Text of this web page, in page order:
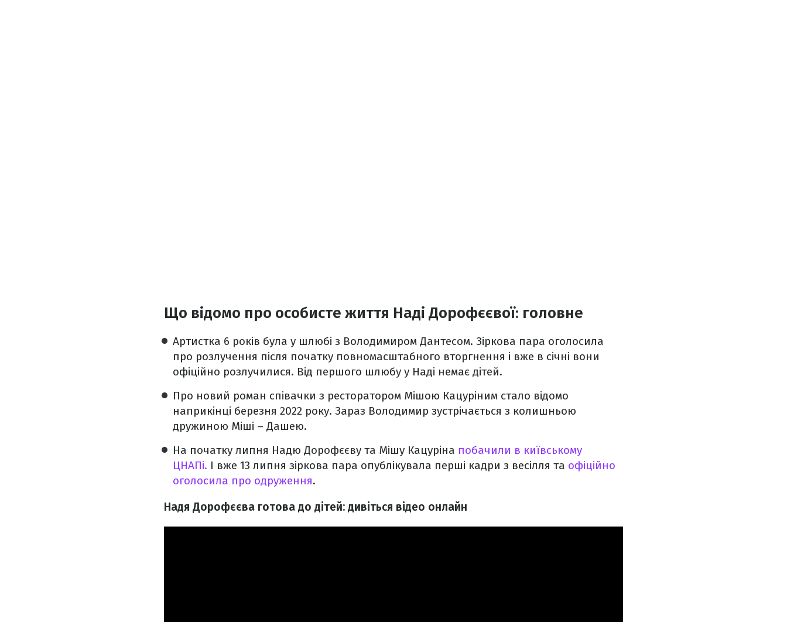
Що відомо про особисте життя Наді Дорофєєвої: головне
Артистка 6 років була у шлюбі з Володимиром Дантесом. Зіркова пара оголосила
про розлучення після початку повномасштабного вторгнення і вже в січні вони
офіційно розлучилися. Від першого шлюбу у Наді немає дітей.
Про новий роман співачки з ресторатором Мішою Кацуріним стало відомо
наприкінці березня 2022 року. Зараз Володимир зустрічається з колишньою
дружиною Міші – Дашею.
На початку липня Надю Дорофєєву та Мішу Кацуріна побачили в київському
ЦНАПі. І вже 13 липня зіркова пара опублікувала перші кадри з весілля та офіційно
оголосила про одруження.
Надя Дорофєєва готова до дітей: дивіться відео онлайн